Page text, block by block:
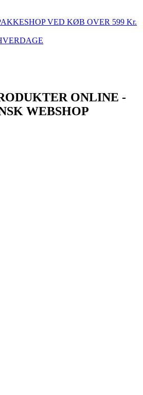
VED KØB OVER 599 Kr.
ONLINE -
WEBSHOP